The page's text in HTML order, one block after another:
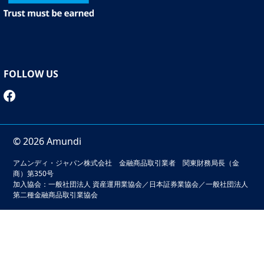
FOLLOW US
© 2026 Amundi
アムンディ・ジャパン株式会社 金融商品取引業者 関東財務局長（金
商）第350号
加入協会：一般社団法人 資産運用業協会／日本証券業協会／一般社団法人
第二種金融商品取引業協会